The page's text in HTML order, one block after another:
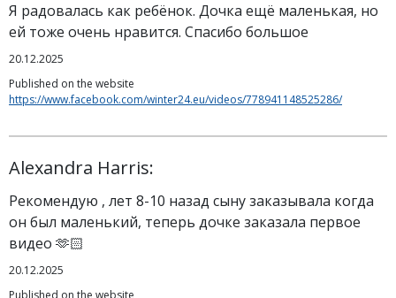
Я радовалась как ребёнок. Дочка ещё маленькая, но
ей тоже очень нравится. Спасибо большое
20.12.2025
Published on the website
https://www.facebook.com/winter24.eu/videos/778941148525286/
Alexandra Harris:
Рекомендую , лет 8-10 назад сыну заказывала когда
он был маленький, теперь дочке заказала первое
видео 🫶🏻
20.12.2025
Published on the website